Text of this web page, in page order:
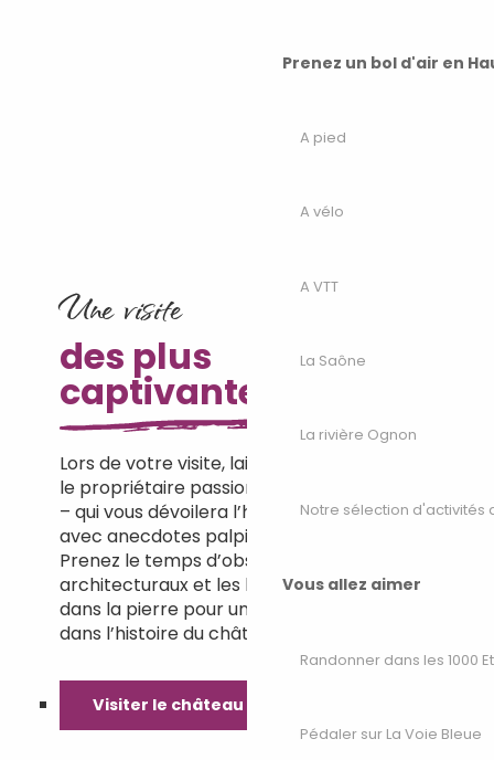
Prenez un bol d'air en
A pied
A vélo
A VTT
La Saône
La rivière Ognon
Notre sélection d'activités
Vous allez aimer
Randonner dans les 1000
Pédaler sur La Voie Bleue
Une visite
des plus
captivantes
Lors de votre visite, laissez-vous guider par
le propriétaire passionné – et passionnant
– qui vous dévoilera l’histoire du château
avec anecdotes palpitantes et humour.
Prenez le temps d’observer les détails
architecturaux et les blasons sculptés
dans la pierre pour une plongée immersive
dans l’histoire du château.
Visiter le château